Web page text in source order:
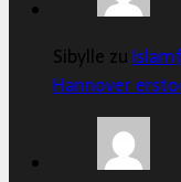
Sibylle zu
Hannover